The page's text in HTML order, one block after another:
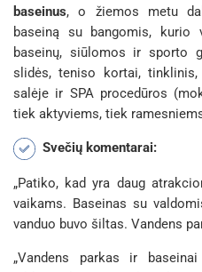
baseinus, o žiemos metu
baseiną su bangomis,
baseinų, siūlomos ir sporto
slidės, teniso kortai,
salėje ir SPA procedūros
tiek aktyviems, tiek
Svečių komentarai:
„Patiko, kad yra daug
vaikams. Baseinas su
vanduo buvo šiltas. Vandens
„Vandens parkas ir